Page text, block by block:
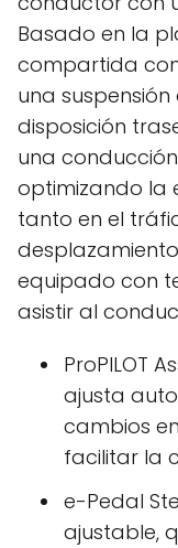
Basado en la
compartida
una
disposición
una
optimizando la
tanto en el
equipado con
asistir al
ProPILOT
ajusta
cambios
facilitar la
e-Pedal
ajustable,